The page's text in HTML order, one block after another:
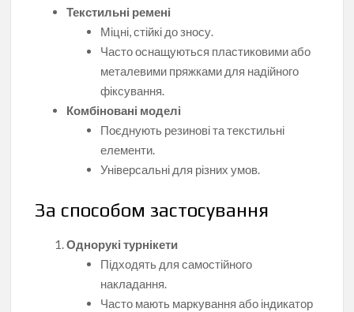
Текстильні ремені
Міцні, стійкі до зносу.
Часто оснащуються пластиковими або
металевими пряжками для надійного
фіксування.
Комбіновані моделі
Поєднують резинові та текстильні
елементи.
Універсальні для різних умов.
За способом застосування
Однорукі турнікети
Підходять для самостійного
накладання.
Часто мають маркування або індикатор